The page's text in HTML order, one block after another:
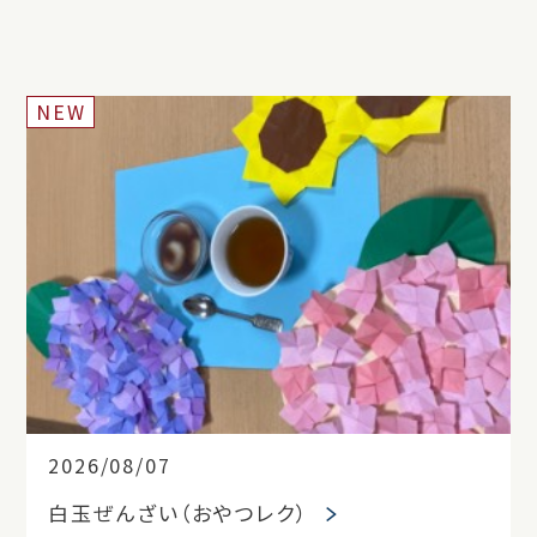
2026/08/07
NEW
白玉ぜんざい（おやつレク）